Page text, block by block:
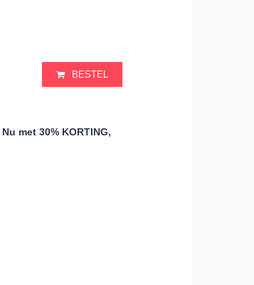
BESTEL
Nu met 30% KORTING,